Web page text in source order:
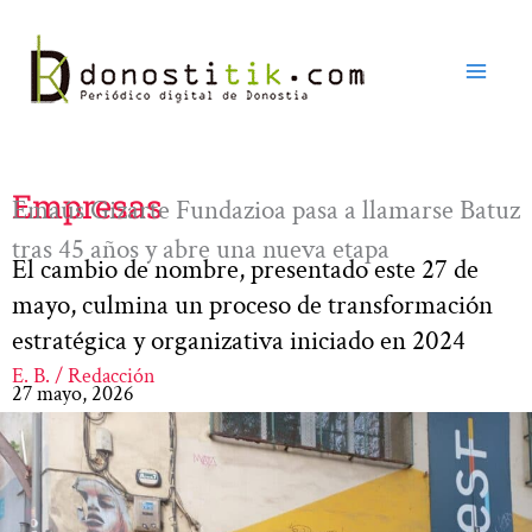
contenido
Empresas
Emaús Gizarte Fundazioa pasa a llamarse Batuz
tras 45 años y abre una nueva etapa
El cambio de nombre, presentado este 27 de
mayo, culmina un proceso de transformación
estratégica y organizativa iniciado en 2024
E. B. / Redacción
27 mayo, 2026